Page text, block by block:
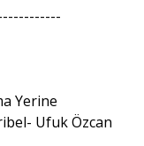
Yerine
Ufuk Özcan